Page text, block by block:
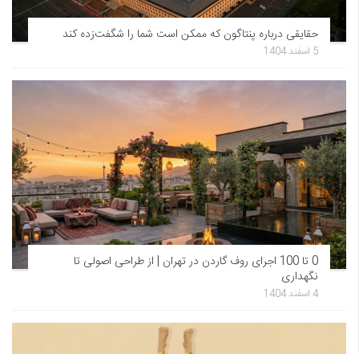
حقایقی درباره پنتاگون که ممکن است شما را شگفت‌زده کند
5 اسفند 1404
0 تا 100 اجرای روف گاردن در تهران | از طراحی اصولی تا
نگهداری
4 اسفند 1404